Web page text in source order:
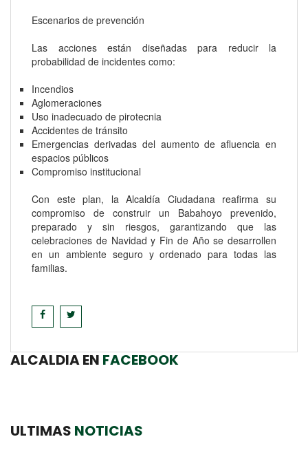
Escenarios de prevención
Las acciones están diseñadas para reducir la
probabilidad de incidentes como:
Incendios
Aglomeraciones
Uso inadecuado de pirotecnia
Accidentes de tránsito
Emergencias derivadas del aumento de afluencia en
espacios públicos
Compromiso institucional
Con este plan, la Alcaldía Ciudadana reafirma su
compromiso de construir un Babahoyo prevenido,
preparado y sin riesgos, garantizando que las
celebraciones de Navidad y Fin de Año se desarrollen
en un ambiente seguro y ordenado para todas las
familias.
ALCALDIA EN FACEBOOK
ULTIMAS NOTICIAS